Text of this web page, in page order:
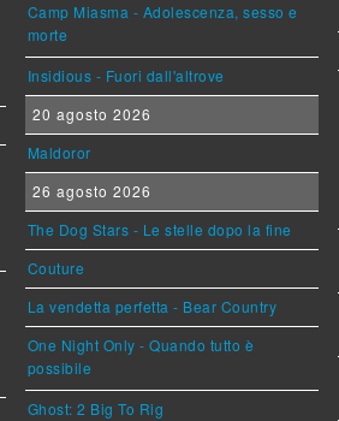
Camp Miasma - Adolescenza, sesso e
morte
Insidious - Fuori dall'altrove
20 agosto 2026
Maldoror
26 agosto 2026
The Dog Stars - Le stelle dopo la fine
Couture
La vendetta perfetta - Bear Country
One Night Only - Quando tutto è
possibile
Ghost: 2 Big To Rig